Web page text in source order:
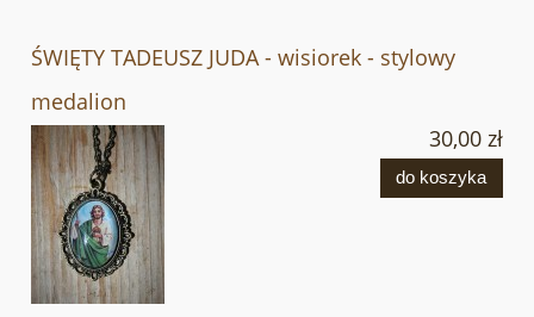
ŚWIĘTY TADEUSZ JUDA - wisiorek - stylowy
medalion
30,00 zł
do koszyka